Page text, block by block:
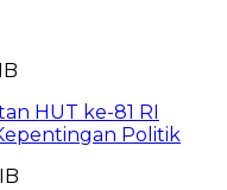
HUT ke-81 RI
Politik